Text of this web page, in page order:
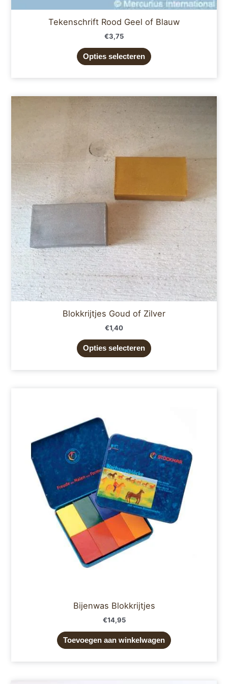
Tekenschrift Rood Geel of Blauw
€3,75
Opties selecteren
Blokkrijtjes Goud of Zilver
€1,40
Opties selecteren
heeft
meerdere
gekozen
worden
de
productpagina
Bijenwas Blokkrijtjes
€14,95
Toevoegen aan winkelwagen